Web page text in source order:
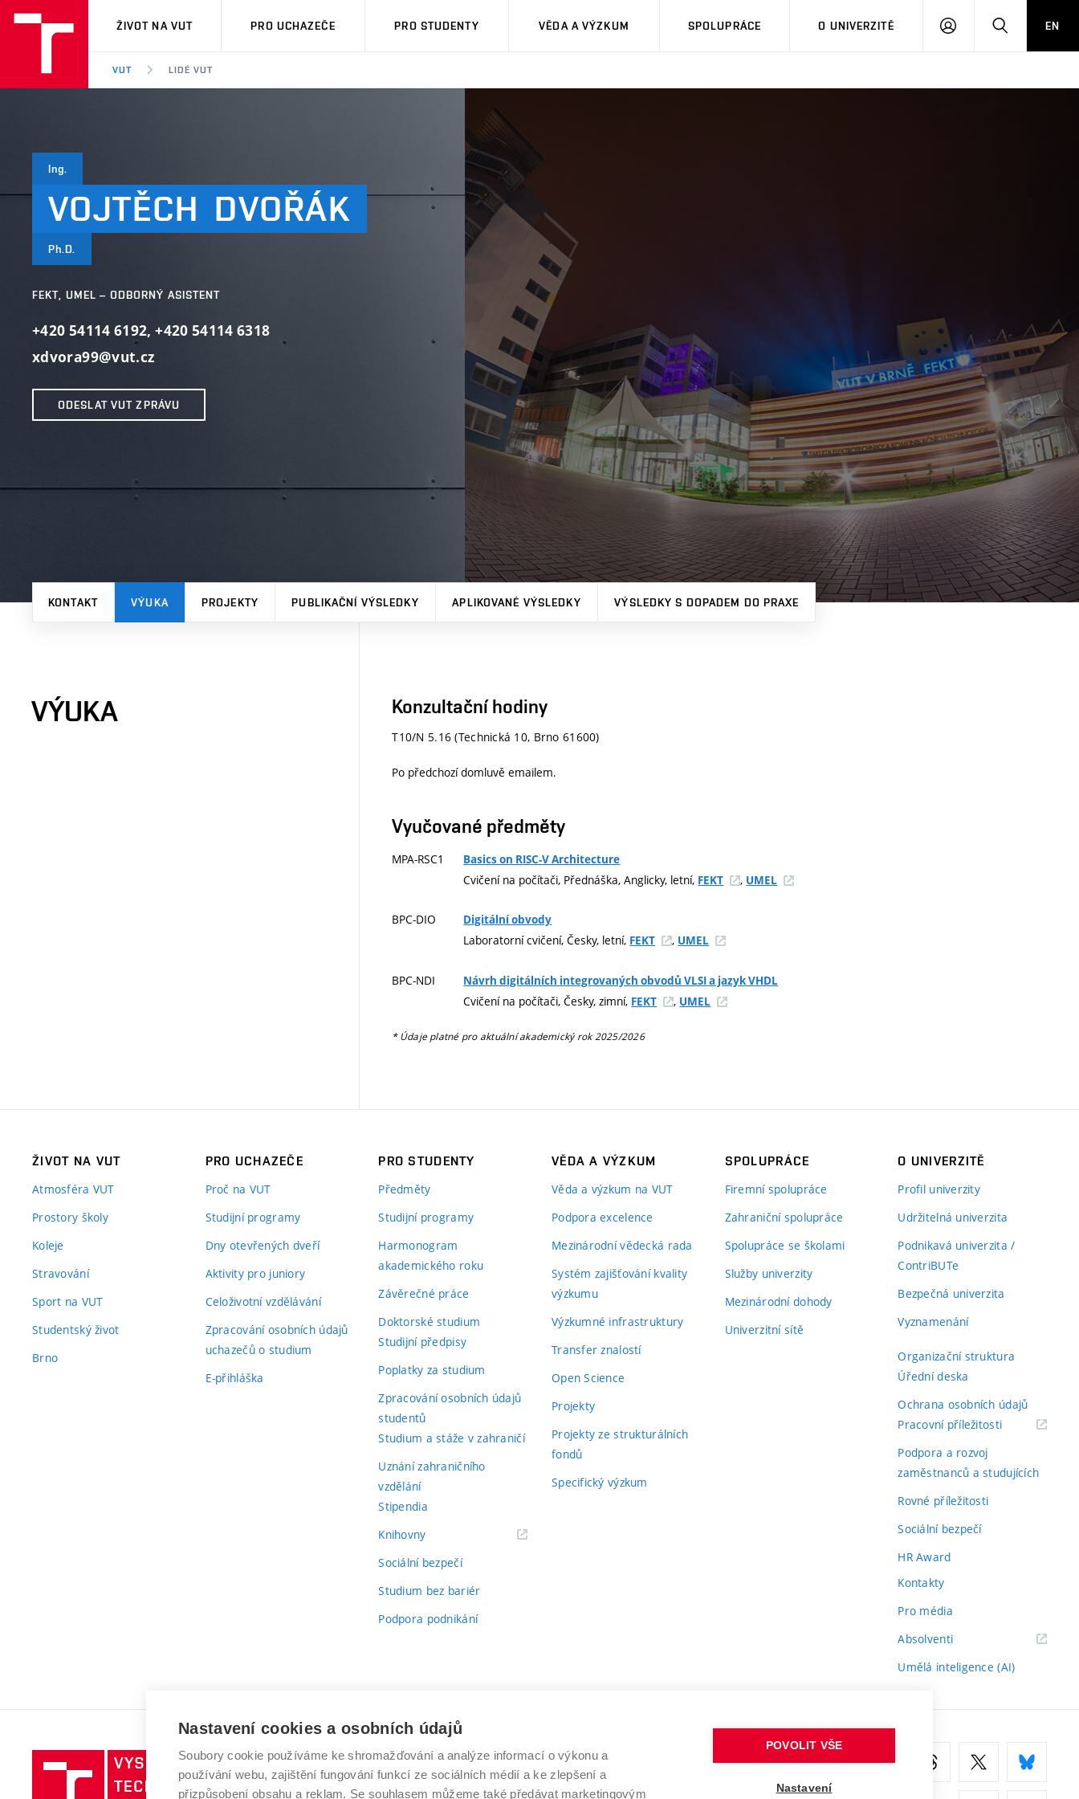
VUT
ŽIVOT NA VUT PRO UCHAZEČE PRO STUDENTY VĚDA A VÝZKUM SPOLUPRÁCE O UNIVERZITĚ
PŘIHLÁSIT HLEDATEN
VUT LIDÉ VUT
Ing.
VOJTĚCH DVOŘÁK
Ph.D.
FEKT, UMEL – ODBORNÝ ASISTENT
+420 54114 6192,+420 54114 6318
xdvora99@vut.cz
ODESLAT VUT ZPRÁVU
KONTAKT VÝUKA PROJEKTY PUBLIKAČNÍ VÝSLEDKY APLIKOVANÉ VÝSLEDKY VÝSLEDKY S DOPADEM DO PRAXE
VÝUKA Konzultační hodiny
T10/N 5.16 (Technická 10, Brno 61600)
Po předchozí domluvě emailem.
Vyučované předměty
MPA-RSC1 Basics on RISC-V Architecture
Cvičení na počítači, Přednáška, Anglicky, letní, FEKT , UMEL
BPC-DIO Digitální obvody
Laboratorní cvičení, Česky, letní, FEKT , UMEL
BPC-NDI Návrh digitálních integrovaných obvodů VLSI a jazyk VHDL
Cvičení na počítači, Česky, zimní, FEKT , UMEL
* Údaje platné pro aktuální akademický rok 2025/2026
ŽIVOT NA VUT
Atmosféra VUT
Prostory školy
Koleje
Stravování
Sport na VUT
Studentský život
Brno
PRO UCHAZEČE
Proč na VUT
Studijní programy
Dny otevřených dveří
Aktivity pro juniory
Celoživotní vzdělávání
Zpracování osobních údajů
uchazečů o studium
E-přihláška
PRO STUDENTY
Předměty
Studijní programy
Harmonogram
akademického roku
Závěrečné práce
Doktorské studium
Studijní předpisy
Poplatky za studium
Zpracování osobních údajů
studentů
Studium a stáže v zahraničí
Uznání zahraničního
vzdělání
Stipendia
Knihovny(externí
Sociální bezpečí
Studium bez bariér
Podpora podnikání
VĚDA A VÝZKUM
Věda a výzkum na VUT
Podpora excelence
Mezinárodní vědecká rada
Systém zajišťování kvality
výzkumu
Výzkumné infrastruktury
Transfer znalostí
Open Science
Projekty
Projekty ze strukturálních
fondů
Specifický výzkum
SPOLUPRÁCE
Firemní spolupráce
Zahraniční spolupráce
Spolupráce se školami
Služby univerzity
Mezinárodní dohody
Univerzitní sítě
O UNIVERZITĚ
Profil univerzity
Udržitelná univerzita
Podnikavá univerzita /
ContriBUTe
Bezpečná univerzita
Vyznamenání
Organizační struktura
Úřední deska
Ochrana osobních údajů
Pracovní příležitosti(externí
Podpora a rozvoj
zaměstnanců a studujících
Rovné příležitosti
Sociální bezpečí
HR Award
Kontakty
Pro média
Absolventi(externí
Umělá inteligence (AI)
Vysoké
učení
VYSOKÉ UČENÍ TECHNICKÉ V BRNĚ
Antonínská 548/1
www.vut.cz
Nastavení cookies a osobních údajů
Soubory cookie používáme ke shromažďování a analýze informací o výkonu a
používání webu, zajištění fungování funkcí ze sociálních médií a ke zlepšení a
přizpůsobení obsahu a reklam. Se souhlasem můžeme také předávat marketingovým
POVOLIT VŠE
Nastavení